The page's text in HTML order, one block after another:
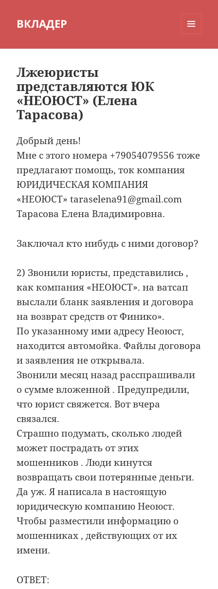
ВКЛАДЕР
Лжеюристы
представляются ЮК
«НЕОЮСТ» (Елена
Тарасова)
Добрый день!
Мне с этого номера +79054079556 тоже
предлагают помощь, ток компания
ЮРИДИЧЕСКАЯ КОМПАНИЯ
«НЕОЮСТ» taraselena91@gmail.com
Тарасова Елена Владимировна.
Заключал кто нибудь с ними договор?
2) Звонили юристы, представились ,
как компания «НЕОЮСТ». на ватсап
выслали бланк заявления и договора
на возврат средств от Финико».
По указанному ими адресу Неоюст,
находится автомойка. Файлы договора
и заявления не открывала.
Звонили месяц назад расспрашивали
о сумме вложенной . Предупредили,
что юрист свяжется. Вот вчера
связался.
Страшно подумать, сколько людей
может пострадать от этих
мошенников . Люди кинутся
возвращать свои потерянные деньги.
Да уж. Я написала в настоящую
юридическую компанию Неоюст.
Чтобы разместили информацию о
мошенниках , действующих от их
имени.
ОТВЕТ: